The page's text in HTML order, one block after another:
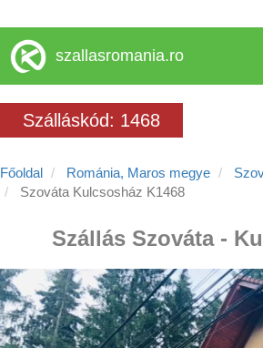
szallasromania.ro
Szálláskód: 1468
Főoldal Románia, Maros megye
Szováta Kulcsosház K1468
Szállás Szováta -